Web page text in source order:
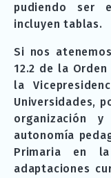
pudiendo ser
incluyen tablas.
Si nos
12.2 de la
la
Universidades,
organización y
autonomía
Primaria en
adaptaciones